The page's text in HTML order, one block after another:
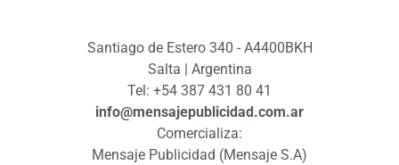
Santiago de Estero 340 - A4400BKH
Salta | Argentina
Tel: +54 387 431 80 41
info@mensajepublicidad.com.ar
Comercializa:
Mensaje Publicidad (Mensaje S.A)